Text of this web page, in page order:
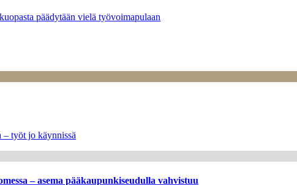
päädytään vielä työvoimapulaan
työt jo käynnissä
– asema pääkaupunkiseudulla vahvistuu